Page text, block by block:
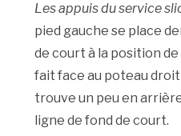
Les appuis du service
pied gauche se place
de court à la position
fait face au poteau
trouve un peu en
ligne de fond de court.